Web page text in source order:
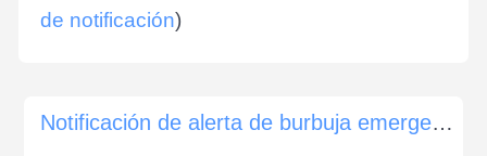
de notificación)
Notificación de alerta de burbuja emergente